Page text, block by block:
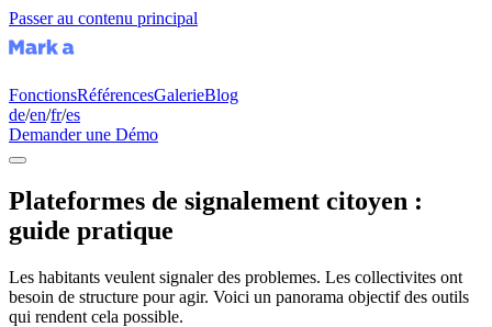
Passer au contenu principal
FonctionsRéférencesGalerieBlog
de/en/fr/es
Demander une Démo
Plateformes de signalement citoyen :
guide pratique
Les habitants veulent signaler des problemes. Les collectivites ont
besoin de structure pour agir. Voici un panorama objectif des outils
qui rendent cela possible.